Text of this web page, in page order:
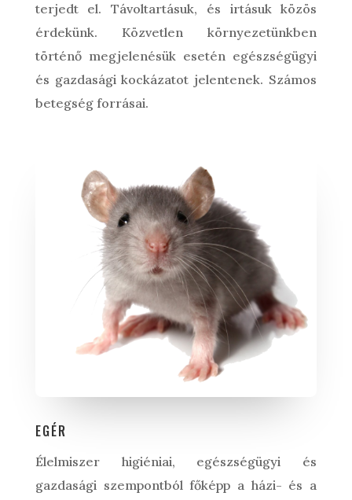
terjedt el. Távoltartásuk, és irtásuk közös
érdekünk. Közvetlen környezetünkben
történő megjelenésük esetén egészségügyi
és gazdasági kockázatot jelentenek. Számos
betegség forrásai.
EGÉR
Élelmiszer higiéniai, egészségügyi és
gazdasági szempontból főképp a házi- és a